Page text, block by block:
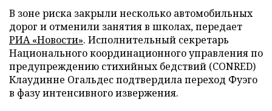
В зоне риска закрыли несколько автомобильных
дорог и отменили занятия в школах, передает
РИА «Новости». Исполнительный секретарь
Национального координационного управления по
предупреждению стихийных бедствий (CONRED)
Клаудинне Огальдес подтвердила переход Фуэго
в фазу интенсивного извержения.